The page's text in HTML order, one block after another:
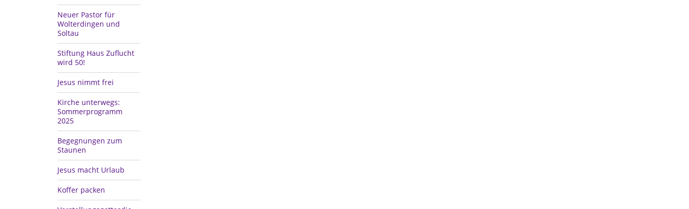
Neuer Pastor für
Wolterdingen und
Soltau
Stiftung Haus Zuflucht
wird 50!
Jesus nimmt frei
Kirche unterwegs:
Sommerprogramm
2025
Begegnungen zum
Staunen
Jesus macht Urlaub
Koffer packen